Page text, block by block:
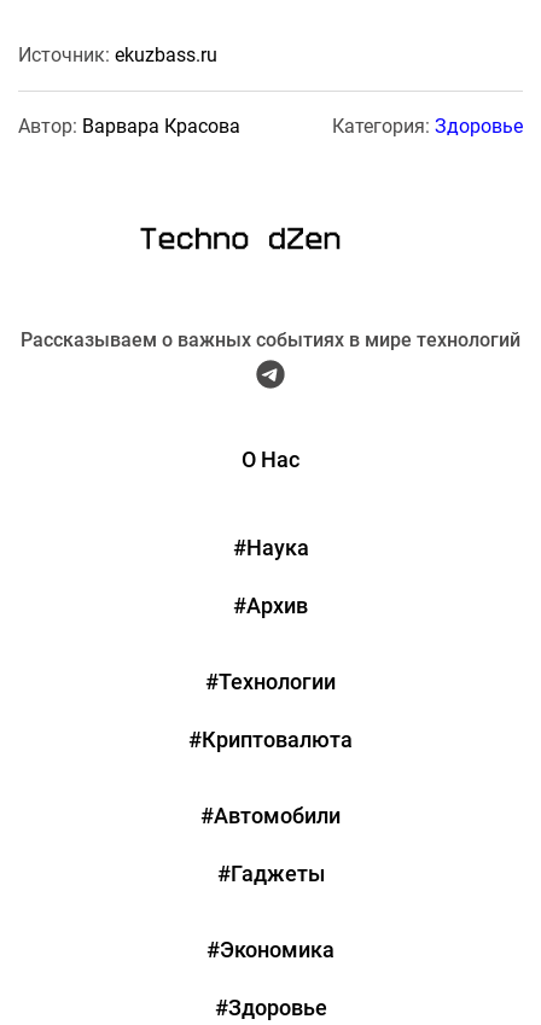
Источник: ekuzbass.ru
Автор: Варвара Красова Категория: Здоровье
Рассказываем о важных событиях в мире технологий
О Нас
#Наука
#Архив
#Технологии
#Криптовалюта
#Автомобили
#Гаджеты
#Экономика
#Здоровье